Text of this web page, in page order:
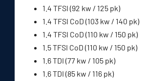
1.4 TFSI (92 kw / 125 pk)
1.4 TFSI CoD (103 kw / 140 pk)
1.4 TFSI CoD (110 kw / 150 pk)
1.5 TFSI CoD (110 kw / 150 pk)
1.6 TDI (77 kw / 105 pk)
1.6 TDI (85 kw / 116 pk)